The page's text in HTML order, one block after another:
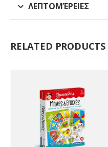
ΛΕΠΤΟΜΈΡΕΙΕΣ
RELATED PRODUCTS